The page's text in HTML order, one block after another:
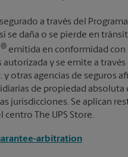
a través del
se daña o se pierde en
® emitida en conformidad con
autorizada y se emite a
y otras agencias de seguros
de propiedad absoluta
jurisdicciones. Se aplican
centro The UPS Store.
arbitration